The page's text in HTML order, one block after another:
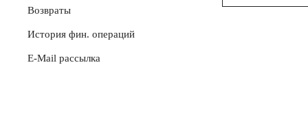
Возвраты
История фин. операций
E-Mail рассылка